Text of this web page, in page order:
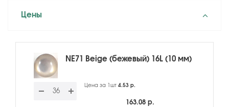
Цены
NE71 Beige (бежевый) 16L (10 мм)
Цена за 1шт 4.53 р.
163.08 р.